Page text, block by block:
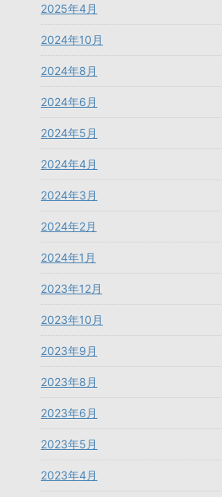
2025年4月
2024年10月
2024年8月
2024年6月
2024年5月
2024年4月
2024年3月
2024年2月
2024年1月
2023年12月
2023年10月
2023年9月
2023年8月
2023年6月
2023年5月
2023年4月